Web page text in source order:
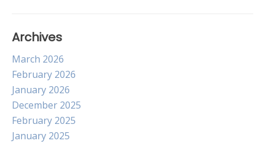
Archives
March 2026
February 2026
January 2026
December 2025
February 2025
January 2025